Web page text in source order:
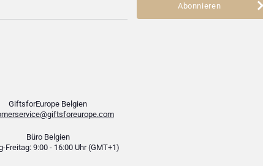
Abonnieren
GiftsforEurope Belgien
Büro Belgien
Freitag: 9:00 - 16:00 Uhr (GMT+1)